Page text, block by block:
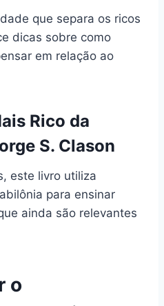
que separa os ricos
dicas sobre como
em relação ao
Rico da
S. Clason
este livro utiliza
para ensinar
ainda são relevantes
o